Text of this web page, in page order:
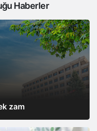
açıldı
Haberler
zam